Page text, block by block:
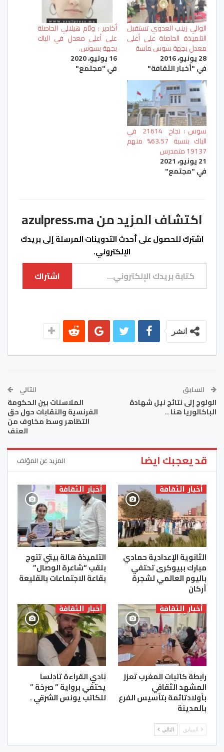
الوالي زينب العدوي تستقبل
التلميذة الحاصلة على أعلى
معدل بجهة سوس ماسة
28 يونيو، 2016
في "أخبار الثقافة"
أكادير : وئام هيلالي الحاصلة
على أعلى معدل في الباك
بجهة بسوس.
16 يوليو، 2020
في "مجتمع"
سوس : نجاح 21614 في
الباك بنسبة 63.57% منهم
19137 متمدرس
21 يونيو، 2021
في "مجتمع"
اكتشاف المزيد من azulpress.ma
اشترك للحصول على أحدث التدوينات المرسلة إلى بريدك
الإلكتروني.
كتابة بريدك الإلكتروني...
اشتراك
انشر
السابق
الولوج إلى نتائج نيل شهادة
الباكالوريا هنا ..
التالي
الملاسنات بين الحكومة
الفرنسية والنقابات حول حق
التظاهر وسط مخاوف من
العنف
قد يعجبك ايضا المزيد عن المؤلف
أخبار الثقافة
الثانوية الإعدادية حمادي
مبارك ببيوكرى تحتفي
باليوم العالمي لشجرة
أركان
أخبار الثقافة
التلميذة هالة بيتي تتوج
بلقب “شاعرة الوصال”
بقاعة الاجتماعات بالقليعة
أخبار الثقافة
رابطة كاتبات المغرب تعزز
المشهد الثقافي
بأولادتائمة بتأسيس الفرع
بالمدينة
أخبار الثقافة
نادي القراءة تادلسا
يحتفي برواية ” صرخة ”
للكاتب يونس الشرقي .
السابق التالي